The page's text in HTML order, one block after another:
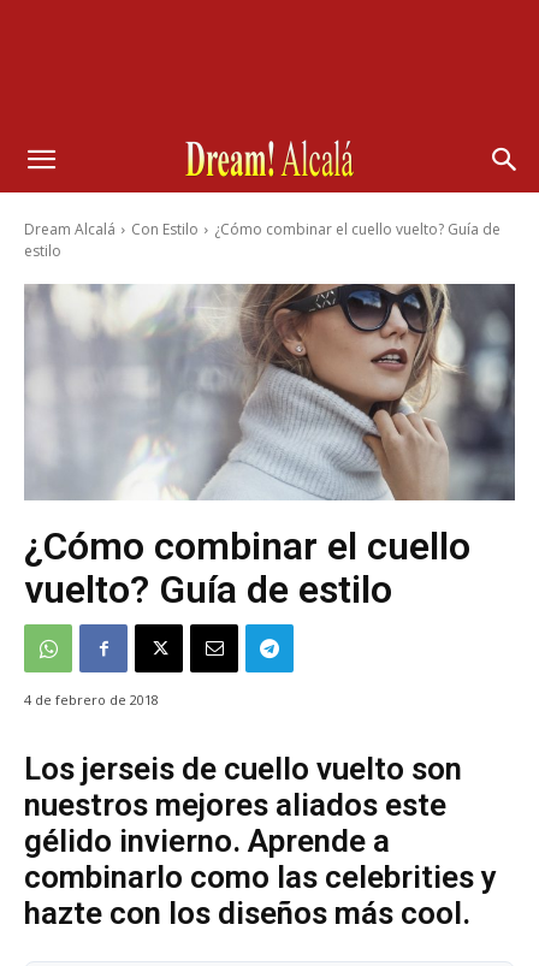
Dream Alcalá Con Estilo
¿Cómo combinar el cuello vuelto? Guía de
estilo
¿Cómo combinar el cuello
vuelto? Guía de estilo
4 de febrero de 2018
Los jerseis de cuello vuelto son
nuestros mejores aliados este
gélido invierno. Aprende a
combinarlo como las celebrities y
hazte con los diseños más cool.